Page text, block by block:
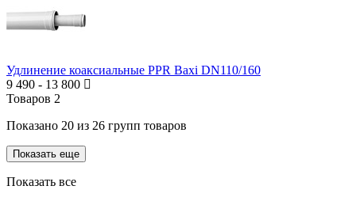
Удлинение коаксиальные PPR Baxi DN110/160
9 490 - 13 800
Товаров 2
Показано 20 из 26 групп товаров
Показать еще
Показать все